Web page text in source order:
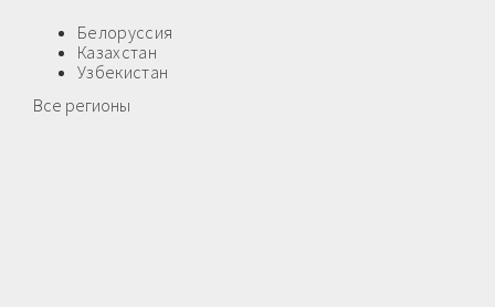
Белоруссия
Казахстан
Узбекистан
Все регионы